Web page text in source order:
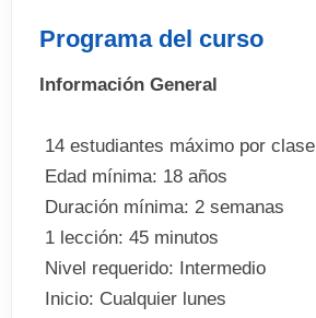
Programa del curso
Información General
 14 estudiantes máximo por clase
 Edad mínima: 18 años
 Duración mínima: 2 semanas
 1 lección: 45 minutos
 Nivel requerido: Intermedio
 Inicio: Cualquier lunes